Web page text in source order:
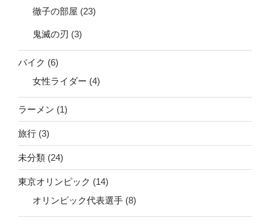
徹子の部屋 (23)
鬼滅の刃 (3)
バイク (6)
女性ライダー (4)
ラーメン (1)
旅行 (3)
未分類 (24)
東京オリンピック (14)
オリンピック代表選手 (8)